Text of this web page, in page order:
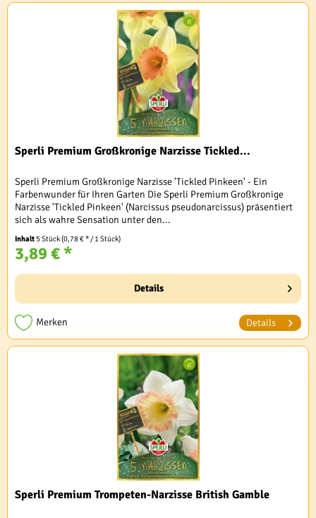
Sperli Premium Großkronige Narzisse Tickled...
Sperli Premium Großkronige Narzisse 'Tickled Pinkeen' - Ein
Farbenwunder für Ihren Garten Die Sperli Premium Großkronige
Narzisse 'Tickled Pinkeen' (Narcissus pseudonarcissus) präsentiert
sich als wahre Sensation unter den...
Inhalt 5 Stück(0,78 € * / 1 Stück)
3,89 € *
Details
Merken Details
Sperli Premium Trompeten-Narzisse British Gamble